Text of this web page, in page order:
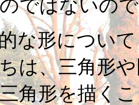
ではないの
形について
は、三角形
角形を描く